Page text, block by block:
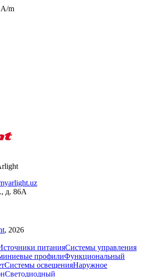
m
д. 86А
, 2026
питанияСистемы управления
профилиФункциональный
Системы освещенияНаружное
Светодиодный